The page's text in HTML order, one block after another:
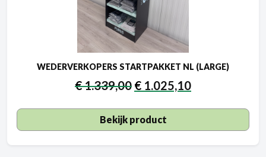
WEDERVERKOPERS STARTPAKKET NL (LARGE)
€1.339,00 € 1.025,10
Bekijk product